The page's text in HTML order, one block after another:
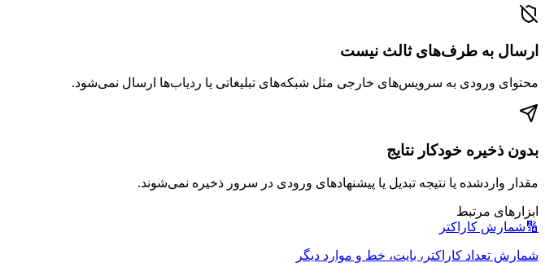
ارسال به طرف‌های ثالث نیست
محتوای ورودی به سرویس‌های خارجی مثل شبکه‌های تبلیغاتی یا ردیاب‌ها ارسال نمی‌شود.
بدون ذخیره خودکار نتایج
مقدار واردشده یا نتیجه تبدیل یا پیشنهادهای ورودی در سرور ذخیره نمی‌شوند.
ابزارهای مرتبط
🔢شمارش کاراکتر
شمارش تعداد کاراکتر، بایت، خط و موارد دیگر